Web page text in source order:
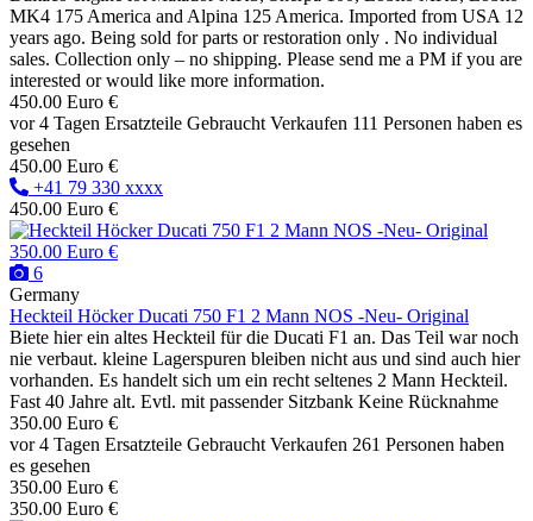
MK4 175 America and Alpina 125 America. Imported from USA 12
years ago. Being sold for parts or restoration only . No individual
sales. Collection only – no shipping. Please send me a PM if you are
interested or would like more information.
450.00 Euro €
vor 4 Tagen Ersatzteile Gebraucht Verkaufen 111 Personen haben es
gesehen
450.00 Euro €
+41 79 330 xxxx
450.00 Euro €
350.00 Euro €
6
Germany
Heckteil Höcker Ducati 750 F1 2 Mann NOS -Neu- Original
Biete hier ein altes Heckteil für die Ducati F1 an. Das Teil war noch
nie verbaut. kleine Lagerspuren bleiben nicht aus und sind auch hier
vorhanden. Es handelt sich um ein recht seltenes 2 Mann Heckteil.
Fast 40 Jahre alt. Evtl. mit passender Sitzbank Keine Rücknahme
350.00 Euro €
vor 4 Tagen Ersatzteile Gebraucht Verkaufen 261 Personen haben
es gesehen
350.00 Euro €
350.00 Euro €